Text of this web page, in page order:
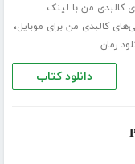
کالبدی من با لینک
کالبدی من برای موبایل،
رمان
دانلود کتاب